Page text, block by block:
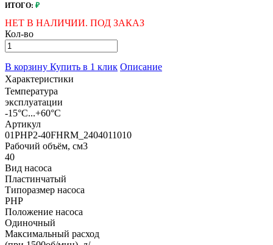
ИТОГО: ₽
НЕТ В НАЛИЧИИ. ПОД ЗАКАЗ
Кол-во
В корзину Купить в 1 клик Описание
Характеристики
Температура
эксплуатации
-15°С...+60°С
Артикул
01PHP2-40FHRM_2404011010
Рабочий объём, см3
40
Вид насоса
Пластинчатый
Типоразмер насоса
PHP
Положение насоса
Одиночный
Максимальный расход